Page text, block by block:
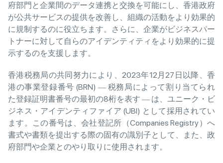
府部門と企業間のデータ連携と交換を可能にし、香港政府
が公共サービスの提供を改善し、組織の活動をより効果的
に規制するのに役立ちます。さらに、企業がビジネスパー
トナーに対して自らのアイデンティティをより効果的に提
示するのを支援します。
香港税務局の共同努力により、2023年12月27日以降、香
港の事業登録番号 (BRN) ― 税務局によって割り当てられ
た登録証明書番号の最初の8桁を表す ― は、ユニーク・ビ
ジネス・アイデンティファイア (UBI) として採用されてい
ます。この番号は、会社登記所（Companies Registry）へ
書式や書類を提出する際の固有の識別子として、また、政
府部門や企業とのやり取りに使用されます。